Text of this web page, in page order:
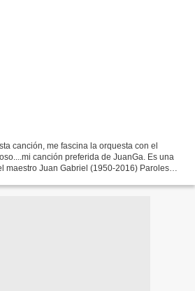
canción, me fascina la orquesta con el
canción preferida de JuanGa. Es una
maestro Juan Gabriel (1950-2016) Paroles